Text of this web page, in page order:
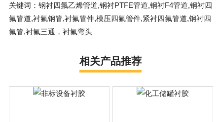
关键词：钢衬四氟乙烯管道,钢衬PTFE管道,钢衬F4管道,钢衬四
氟管道,衬氟钢管,衬氟管件,模压四氟管件,紧衬四氟管道,钢衬四
氟管,衬氟三通，衬氟弯头
相关产品推荐